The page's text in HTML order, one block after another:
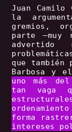
Juan Camilo
la
gremios,
parte –muy
advertido
que también
Barbosa y
uno más
tan vaga
forma
intereses